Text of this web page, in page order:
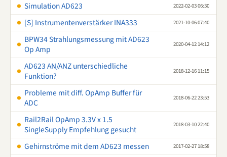
Simulation AD623 2022-02-03 06:30
[S] Instrumentenverstärker INA333 2021-10-06 07:40
BPW34 Strahlungsmessung mit AD623
Op Amp
2020-04-12 14:12
AD623 AN/ANZ unterschiedliche
Funktion?
2018-12-16 11:15
Probleme mit diff. OpAmp Buffer für
ADC
2018-06-22 23:53
Rail2Rail OpAmp 3.3V x 1.5
SingleSupply Empfehlung gesucht
2018-03-10 22:40
Gehirnströme mit dem AD623 messen 2017-02-27 18:58